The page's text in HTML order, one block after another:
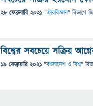
28 ফেব্রুয়ারি 2021 "জীববিজ্ঞান" বিভাগে
বিশ্বের সবচেয়ে সক্রিয়
19 ফেব্রুয়ারি 2021 "বাংলাদেশ ও বিশ্ব"